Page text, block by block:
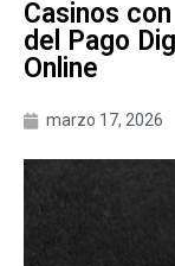
Casinos
del Pago
Online
marzo 17, 2026